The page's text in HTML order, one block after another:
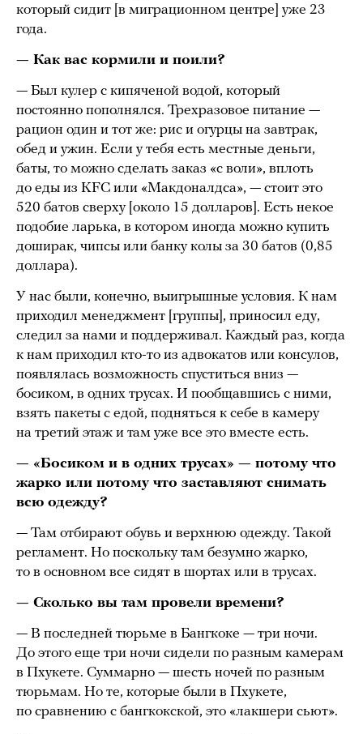
который сидит [в миграционном центре] уже 23
года.
— Как вас кормили и поили?
— Был кулер с кипяченой водой, который
постоянно пополнялся. Трехразовое питание —
рацион один и тот же: рис и огурцы на завтрак,
обед и ужин. Если у тебя есть местные деньги,
баты, то можно сделать заказ «с воли», вплоть
до еды из KFC или «Макдоналдса», — стоит это
520 батов сверху [около 15 долларов]. Есть некое
подобие ларька, в котором иногда можно купить
доширак, чипсы или банку колы за 30 батов (0,85
доллара).
У нас были, конечно, выигрышные условия. К нам
приходил менеджмент [группы], приносил еду,
следил за нами и поддерживал. Каждый раз, когда
к нам приходил кто-то из адвокатов или консулов,
появлялась возможность спуститься вниз —
босиком, в одних трусах. И пообщавшись с ними,
взять пакеты с едой, подняться к себе в камеру
на третий этаж и там уже все это вместе есть.
— «Босиком и в одних трусах» — потому что
жарко или потому что заставляют снимать
всю одежду?
— Там отбирают обувь и верхнюю одежду. Такой
регламент. Но поскольку там безумно жарко,
то в основном все сидят в шортах или в трусах.
— Сколько вы там провели времени?
— В последней тюрьме в Бангкоке — три ночи.
До этого еще три ночи сидели по разным камерам
в Пхукете. Суммарно — шесть ночей по разным
тюрьмам. Но те, которые были в Пхукете,
по сравнению с бангкокской, это «лакшери сьют».